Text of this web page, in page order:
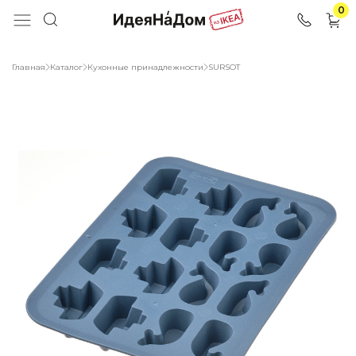
0
Главная Каталог Кухонные принадлежности SURSОT